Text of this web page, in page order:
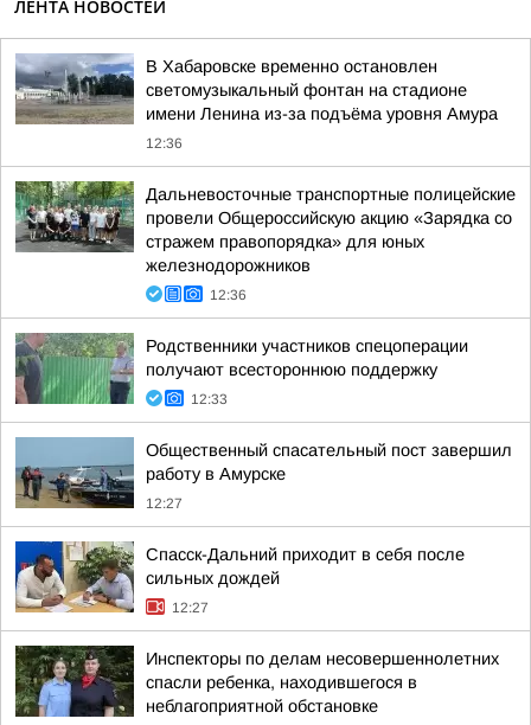
ЛЕНТА НОВОСТЕЙ
В Хабаровске временно остановлен
светомузыкальный фонтан на стадионе
имени Ленина из-за подъёма уровня Амура
12:36
Дальневосточные транспортные полицейские
провели Общероссийскую акцию «Зарядка со
стражем правопорядка» для юных
железнодорожников
12:36
Родственники участников спецоперации
получают всестороннюю поддержку
12:33
Общественный спасательный пост завершил
работу в Амурске
12:27
Спасск-Дальний приходит в себя после
сильных дождей
12:27
Инспекторы по делам несовершеннолетних
спасли ребенка, находившегося в
неблагоприятной обстановке